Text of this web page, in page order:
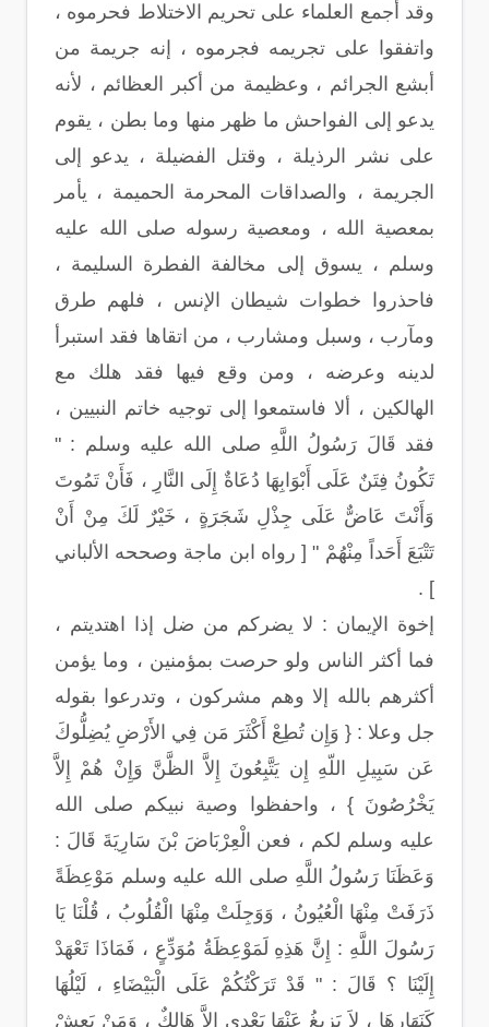
وقد أجمع العلماء على تحريم الاختلاط فحرموه ،
واتفقوا على تجريمه فجرموه ، إنه جريمة من
أبشع الجرائم ، وعظيمة من أكبر العظائم ، لأنه
يدعو إلى الفواحش ما ظهر منها وما بطن ، يقوم
على نشر الرذيلة ، وقتل الفضيلة ، يدعو إلى
الجريمة ، والصداقات المحرمة الحميمة ، يأمر
بمعصية الله ، ومعصية رسوله صلى الله عليه
وسلم ، يسوق إلى مخالفة الفطرة السليمة ،
فاحذروا خطوات شيطان الإنس ، فلهم طرق
ومآرب ، وسبل ومشارب ، من اتقاها فقد استبرأ
لدينه وعرضه ، ومن وقع فيها فقد هلك مع
الهالكين ، ألا فاستمعوا إلى توجيه خاتم النبيين ،
فقد قَالَ رَسُولُ اللَّهِ صلى الله عليه وسلم : "
تَكُونُ فِتَنٌ عَلَى أَبْوَابِهَا دُعَاةٌ إِلَى النَّارِ ، فَأَنْ تَمُوتَ
وَأَنْتَ عَاضٌّ عَلَى جِذْلِ شَجَرَةٍ ، خَيْرٌ لَكَ مِنْ أَنْ
تَتْبَعَ أَحَداً مِنْهُمْ " [ رواه ابن ماجة وصححه الألباني
] .
إخوة الإيمان : لا يضركم من ضل إذا اهتديتم ،
فما أكثر الناس ولو حرصت بمؤمنين ، وما يؤمن
أكثرهم بالله إلا وهم مشركون ، وتدرعوا بقوله
جل وعلا : { وَإِن تُطِعْ أَكْثَرَ مَن فِي الأَرْضِ يُضِلُّوكَ
عَن سَبِيلِ اللّهِ إِن يَتَّبِعُونَ إِلاَّ الظَّنَّ وَإِنْ هُمْ إِلاَّ
يَخْرُصُونَ } ، واحفظوا وصية نبيكم صلى الله
عليه وسلم لكم ، فعن الْعِرْبَاضَ بْنَ سَارِيَةَ قَالَ :
وَعَظَنَا رَسُولُ اللَّهِ صلى الله عليه وسلم مَوْعِظَةً
ذَرَفَتْ مِنْهَا الْعُيُونُ ، وَوَجِلَتْ مِنْهَا الْقُلُوبُ ، قُلْنَا يَا
رَسُولَ اللَّهِ : إِنَّ هَذِهِ لَمَوْعِظَةُ مُوَدِّعٍ ، فَمَاذَا تَعْهَدْ
إِلَيْنَا ؟ قَالَ : " قَدْ تَرَكْتُكُمْ عَلَى الْبَيْضَاءِ ، لَيْلُهَا
كَنَهَارِهَا ، لاَ يَزِيغُ عَنْهَا بَعْدِي إِلاَّ هَالِكٌ ، وَمَنْ يَعِشْ